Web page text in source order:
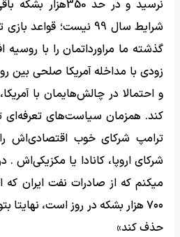
نرسید و در حد
شرایط سال 99 نیست؛
گذشته ما مراورداتمان را با روسیه
زودی با مداخله آمریکا صلحی بین
و احتمالا در چالش‌هایمان با
کند. همزمان سیاست‌های
ترامپ شرکای خوب اقتصادی‌اش
شرکای اروپا، کانادا یا
میکنم که از صادرات نفت ایران
حذف کند»